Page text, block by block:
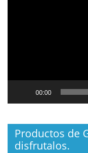
00:00
Productos de
disfrutalos.